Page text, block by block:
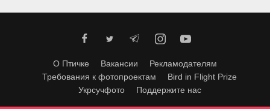
О Птичке Вакансии
Рекламодателям
Требования к фотопроектам
Bird in Flight Prize
Укрсучфото
Поддержите нас